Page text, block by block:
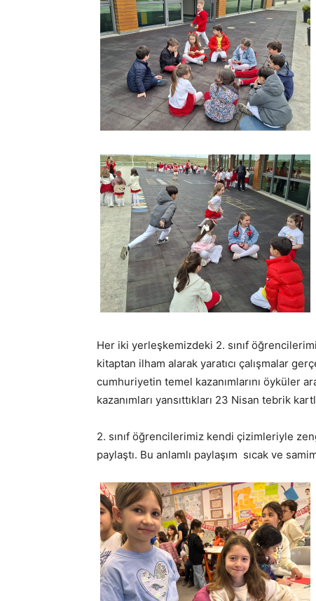
Her iki yerleşkemizdeki 2. sınıf
kitaptan ilham alarak yaratıcı çalışmalar
cumhuriyetin temel kazanımlarını öyküler
kazanımları yansıttıkları 23 Nisan tebrik
2. sınıf öğrencilerimiz kendi çizimleriyle
paylaştı. Bu anlamlı paylaşım sıcak ve